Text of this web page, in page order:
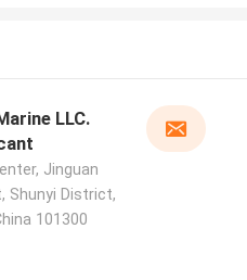
LLC.
Jinguan
Shunyi District,
101300